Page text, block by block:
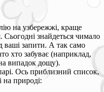
на узбережжі, краще
Сьогодні знайдеться чимало
ваші запити. А так само
хто забуває (наприклад,
випадок дощу).
Ось приблизний список,
на природі: